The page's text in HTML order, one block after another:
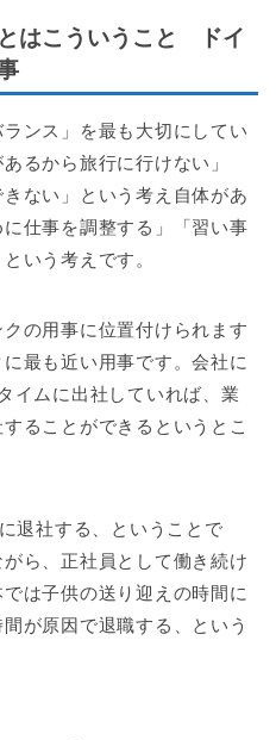
はこういうこと ドイ
ンス」を最も大切にしてい
るから旅行に行けない」
ない」という考え自体があ
仕事を調整する」「習い事
いう考えです。
の用事に位置付けられます
最も近い用事です。会社に
イムに出社していれば、業
ることができるというとこ
退社する、ということで
ら、正社員として働き続け
は子供の送り迎えの時間に
が原因で退職する、という